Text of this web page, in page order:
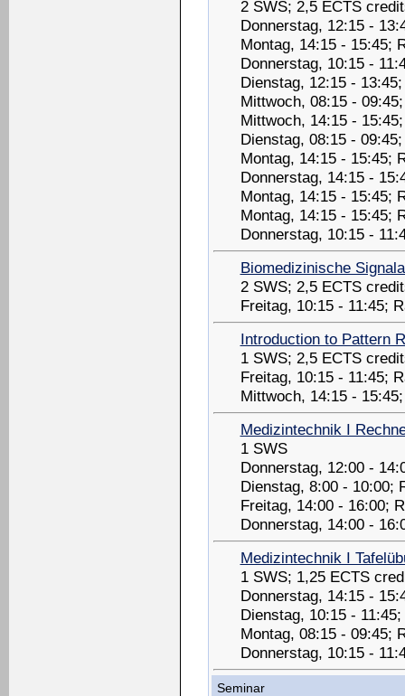
2 SWS; 2,5 ECTS
Donnerstag, 12:15 -
Montag, 14:15 - 15:45;
Donnerstag, 10:15 -
Dienstag, 12:15 -
Mittwoch, 08:15 -
Mittwoch, 14:15 -
Dienstag, 08:15 -
Montag, 14:15 - 15:45;
Donnerstag, 14:15 -
Montag, 14:15 - 15:45;
Montag, 14:15 - 15:45;
Donnerstag, 10:15 -
Biomedizinische
2 SWS; 2,5 ECTS
Freitag, 10:15 - 11:45;
Introduction to Pattern
1 SWS; 2,5 ECTS
Freitag, 10:15 - 11:45;
Mittwoch, 14:15 -
Medizintechnik I
1 SWS
Donnerstag, 12:00 -
Dienstag, 8:00 - 10:00;
Freitag, 14:00 - 16:00;
Donnerstag, 14:00 -
Medizintechnik I
1 SWS; 1,25 ECTS
Donnerstag, 14:15 -
Dienstag, 10:15 -
Montag, 08:15 - 09:45;
Donnerstag, 10:15 -
Seminar